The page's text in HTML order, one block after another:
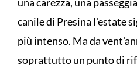
canile di Presina l'estate
più intenso. Ma da
soprattutto un punto di